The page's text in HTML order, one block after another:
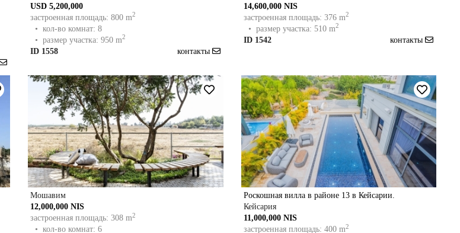
USD 5,200,000
застроенная площадь: 800 m2
• кол-во комнат: 8
• размер участка: 950 m2
ID 1558 контакты
14,600,000 NIS
застроенная площадь: 376 m2
• размер участка: 510 m2
ID 1542 контакты
Мошавим
12,000,000 NIS
застроенная площадь: 308 m2
• кол-во комнат: 6
Роскошная вилла в районе 13 в Кейсарии.
Кейсария
11,000,000 NIS
застроенная площадь: 400 m2